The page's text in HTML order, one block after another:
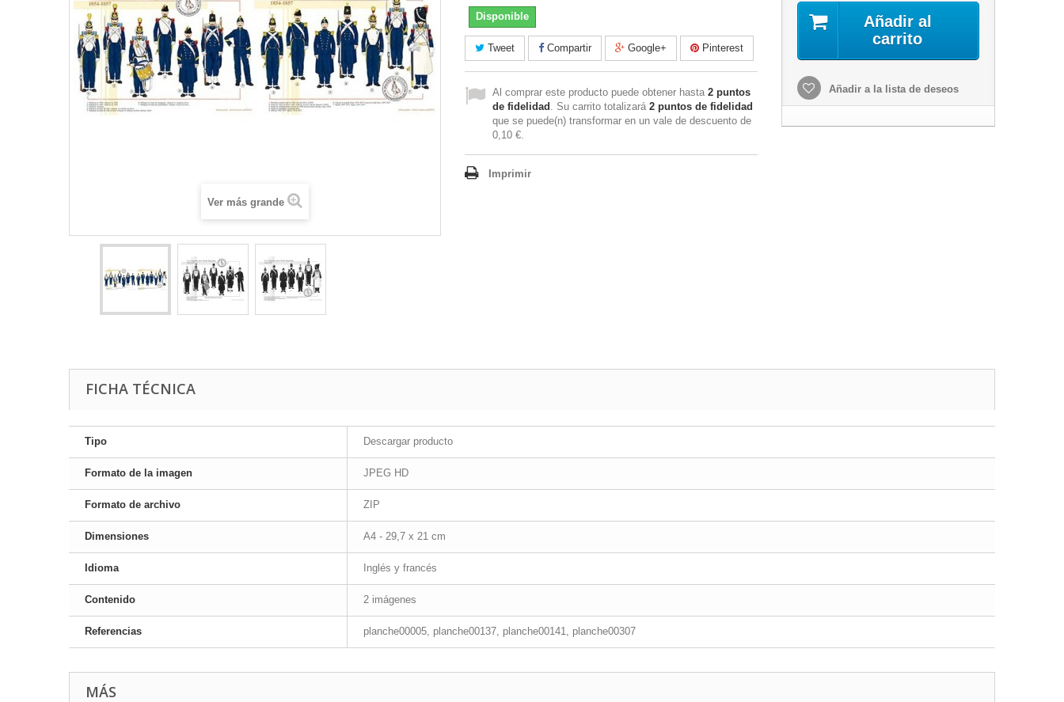
Ver más grande
Disponible
Tweet Compartir Google+ Pinterest
Al comprar este producto puede obtener hasta 2 puntos
de fidelidad . Su carrito totalizará 2 puntos de fidelidad
que se puede(n) transformar en un vale de descuento de
0,10 €.
Imprimir
Añadir al
carrito
Añadir a la lista de deseos
FICHA TÉCNICA
Tipo Descargar producto
Formato de la imagen JPEG HD
Formato de archivo ZIP
Dimensiones A4 - 29,7 x 21 cm
Idioma Inglés y francés
Contenido 2 imágenes
Referencias planche00005, planche00137, planche00141, planche00307
MÁS